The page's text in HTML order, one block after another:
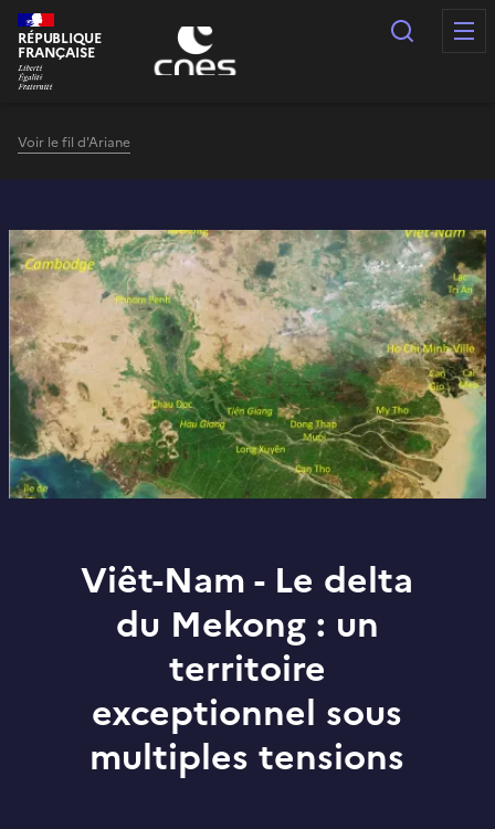
Panneau de gestion des cookies
RÉPUBLIQUE
FRANÇAISE
Voir le fil d'Ariane
Viêt-Nam - Le delta
du Mekong : un
territoire
exceptionnel sous
multiples tensions